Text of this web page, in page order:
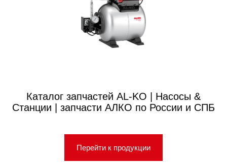
Каталог запчастей AL-KO | Насосы &
Станции | запчасти АЛКО по России и СПБ
Перейти к продукции